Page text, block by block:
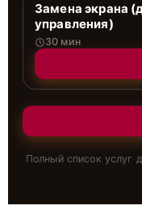
Замена экрана
управления)
30 мин
Полный список услуг